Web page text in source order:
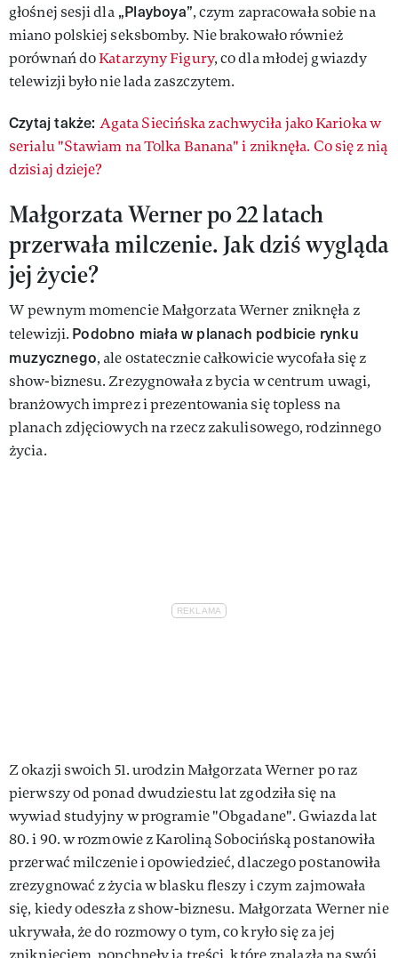
głośnej sesji dla„Playboya”, czym zapracowała sobie na
miano polskiej seksbomby. Nie brakowało również
porównań doKatarzyny Figury, co dla młodej gwiazdy
telewizji było nie lada zaszczytem.
Czytaj także: Agata Siecińska zachwyciła jako Karioka w
serialu "Stawiam na Tolka Banana" i zniknęła. Co się z nią
dzisiaj dzieje?
Małgorzata Werner po 22 latach
przerwała milczenie. Jak dziś wygląda
jej życie?
W pewnym momencie Małgorzata Werner zniknęła z
telewizji. Podobno miała w planach podbicie rynku
muzycznego, ale ostatecznie całkowicie wycofała się z
show-biznesu. Zrezygnowała z bycia w centrum uwagi,
branżowych imprez i prezentowania się topless na
planach zdjęciowych na rzecz zakulisowego, rodzinnego
życia.
Z okazji swoich 51. urodzin Małgorzata Werner po raz
pierwszy od ponad dwudziestu lat zgodziła się na
wywiad studyjny w programie "Obgadane". Gwiazda lat
80. i 90. w rozmowie z Karoliną Sobocińską postanowiła
przerwać milczenie i opowiedzieć, dlaczego postanowiła
zrezygnować z życia w blasku fleszy i czym zajmowała
się, kiedy odeszła z show-biznesu. Małgorzata Werner nie
ukrywała, że do rozmowy o tym, co kryło się za jej